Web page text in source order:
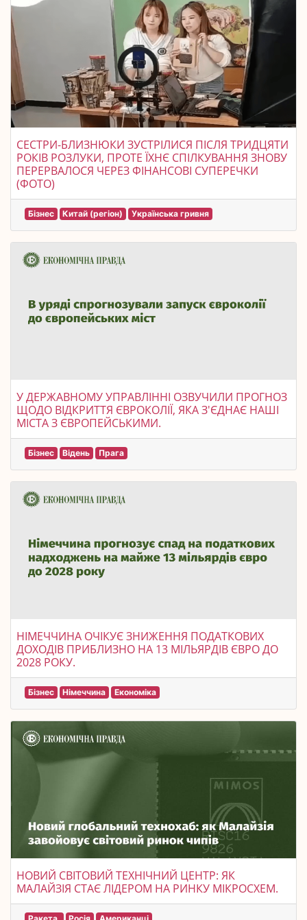
СЕСТРИ-БЛИЗНЮКИ ЗУСТРІЛИСЯ ПІСЛЯ ТРИДЦЯТИ
РОКІВ РОЗЛУКИ, ПРОТЕ ЇХНЄ СПІЛКУВАННЯ ЗНОВУ
ПЕРЕРВАЛОСЯ ЧЕРЕЗ ФІНАНСОВІ СУПЕРЕЧКИ
(ФОТО)
Бізнес Китай (регіон) Українська гривня
У ДЕРЖАВНОМУ УПРАВЛІННІ ОЗВУЧИЛИ ПРОГНОЗ
ЩОДО ВІДКРИТТЯ ЄВРОКОЛІЇ, ЯКА З'ЄДНАЄ НАШІ
МІСТА З ЄВРОПЕЙСЬКИМИ.
Бізнес Відень Прага
НІМЕЧЧИНА ОЧІКУЄ ЗНИЖЕННЯ ПОДАТКОВИХ
ДОХОДІВ ПРИБЛИЗНО НА 13 МІЛЬЯРДІВ ЄВРО ДО
2028 РОКУ.
Бізнес Німеччина Економіка
НОВИЙ СВІТОВИЙ ТЕХНІЧНИЙ ЦЕНТР: ЯК
МАЛАЙЗІЯ СТАЄ ЛІДЕРОМ НА РИНКУ МІКРОСХЕМ.